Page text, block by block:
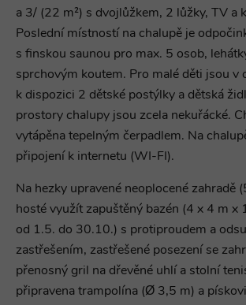
a 3/ (22 m²) s dvojlůžkem, 2 lůžky, TV a
Poslední místností na chalupě je
s finskou saunou pro max. 5 osob,
sprchovým koutem. Pro malé děti jsou v
k dispozici 2 dětské postýlky a dětská
prostory chalupy jsou zcela nekuřácké.
vytápěna tepelným čerpadlem. Na
připojení k internetu (WI-FI).
Na hezky upravené neoplocené zahradě
hosté využít zapuštěný bazén (4 x 4 m x
od 1.5. do 30.10.) s protiproudem a
zastřešením, zastřešené posezení se
přenosný gril na dřevěné uhlí a stolní
připravena trampolína (Ø 3,5 m) a